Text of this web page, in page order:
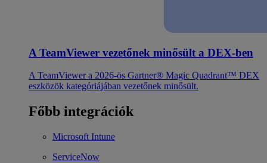
A TeamViewer vezetőnek minősült a DEX-ben
A TeamViewer a 2026-ös Gartner® Magic Quadrant™ DEX
eszközök kategóriájában vezetőnek minősült.
Főbb integrációk
Microsoft Intune
ServiceNow